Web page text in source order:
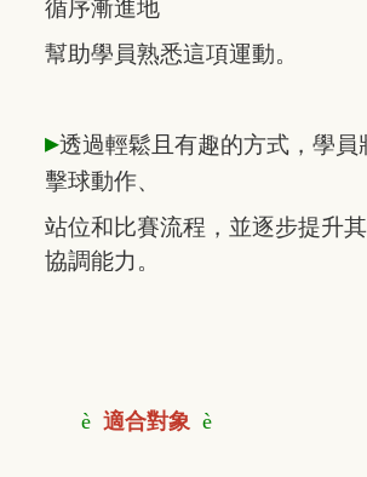
循序漸進地
幫助學員熟悉這項運動。
▸透過輕鬆且有趣的方式，學員
擊球動作、
站位和比賽流程， 並逐步提升
協調能力。
è 適合對象 è